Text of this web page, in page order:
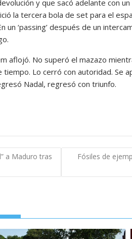
y que sacó adelante con
la tercera bola de set para el
un ‘passing’ después de un
aflojó. No superó el mazazo
Lo cerró con autoridad. Se
Nadal, regresó con triunfo.
a Maduro tras
Fósiles de